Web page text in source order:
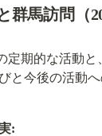
群馬訪問（
定期的な活動
と今後の活動へ
: